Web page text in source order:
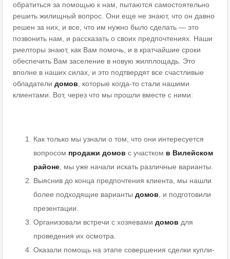
обратиться за помощью к нам, пытаются самостоятельно
решить жилищный вопрос. Они еще не знают, что он давно
решен за них, и все, что им нужно было сделать — это
позвонить нам, и рассказать о своих предпочтениях. Наши
риелторы знают, как Вам помочь, и в кратчайшие сроки
обеспечить Вам заселение в новую жилплощадь. Это
вполне в наших силах, и это подтвердят все счастливые
обладатели домов , которые когда-то стали нашими
клиентами. Вот, через что мы прошли вместе с ними:
Как только мы узнали о том, что они интересуется
вопросом продажи домов с участком в Вилейском
районе , мы уже начали искать различные варианты.
Выяснив до конца предпочтения клиента, мы нашли
более подходящие варианты домов , и подготовили
презентации.
Организовали встречи с хозяевами домов для
проведения их осмотра.
Оказали помощь на этапе совершения сделки купли-